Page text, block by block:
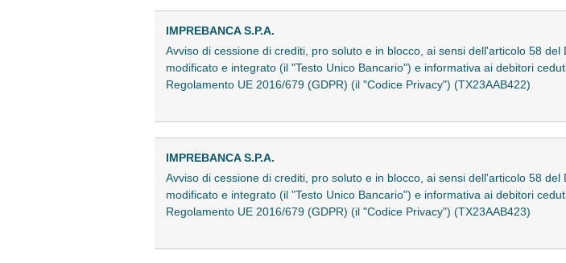
IMPREBANCA S.P.A.
Avviso di cessione di crediti, pro soluto e in blocco, ai sensi dell'articolo 58
modificato e integrato (il "Testo Unico Bancario") e informativa ai debitori
Regolamento UE 2016/679 (GDPR) (il "Codice Privacy") (TX23AAB422)
IMPREBANCA S.P.A.
Avviso di cessione di crediti, pro soluto e in blocco, ai sensi dell'articolo 58
modificato e integrato (il "Testo Unico Bancario") e informativa ai debitori
Regolamento UE 2016/679 (GDPR) (il "Codice Privacy") (TX23AAB423)